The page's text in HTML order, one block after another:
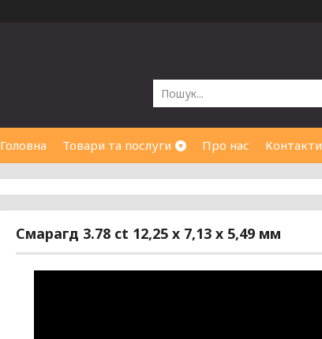
Головна Товари та послуги Про нас Контакти
Смарагд 3.78 ct 12,25 х 7,13 х 5,49 мм